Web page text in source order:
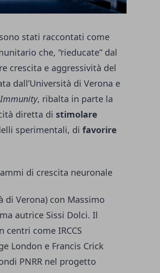
stati raccontati come
che, “rieducate” dal
crescita e aggressività del
dall’Università di Verona e
Immunity, ribalta in parte la
diretta di stimolare
sperimentali, di favorire
di crescita neuronale
di Verona) con Massimo
autrice Sissi Dolci. Il
centri come IRCCS
London e Francis Crick
PNRR nel progetto